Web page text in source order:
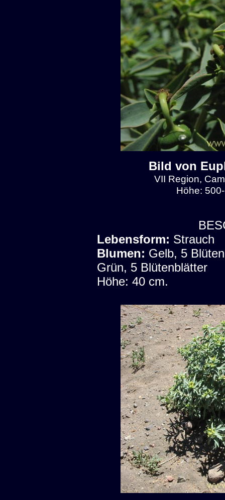
Bild von
VII Region,
Höhe:
Lebensform: Strauch
Blumen: Gelb, 5
Grün, 5 Blütenblätter
Höhe: 40 cm.